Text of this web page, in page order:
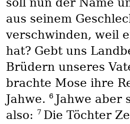
aus seinem
verschwinden, weil
hat? Gebt uns
Brüdern unseres
brachte Mose ihre
Jahwe. 6 Jahwe aber
also:
7 Die Töchter